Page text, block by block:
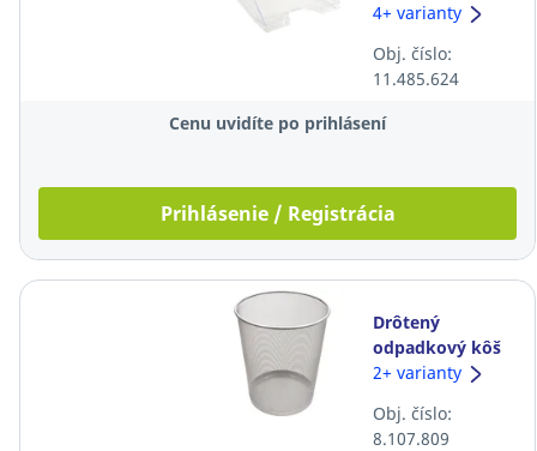
odkladač na
transparentný
4+ varianty
Obj. číslo:
11.485.624
Cenu uvidíte po prihlásení
Prihlásenie / Registrácia
Drôtený
odpadkový kôš
SaKOTA, 18 l,
2+ varianty
Obj. číslo:
8.107.809